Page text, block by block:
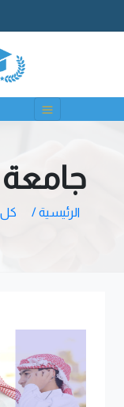
الرئيسية / كل